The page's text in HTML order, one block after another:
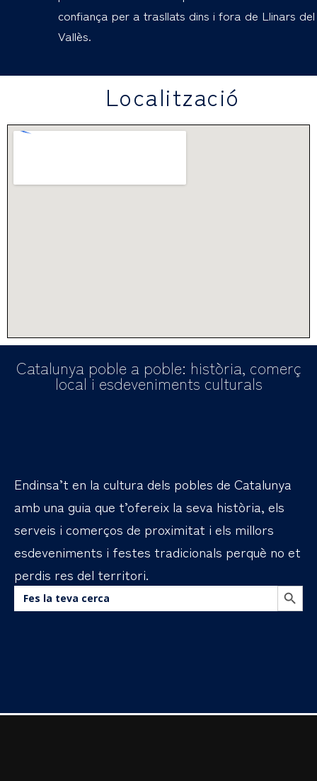
confiança per a trasllats dins i fora de Llinars del
Vallès.
Localització
Catalunya poble a poble: història, comerç
local i esdeveniments culturals
Endinsa’t en la cultura dels pobles de Catalunya
amb una guia que t’ofereix la seva història, els
serveis i comerços de proximitat i els millors
esdeveniments i festes tradicionals perquè no et
perdis res del territori.
BOTÓN DE